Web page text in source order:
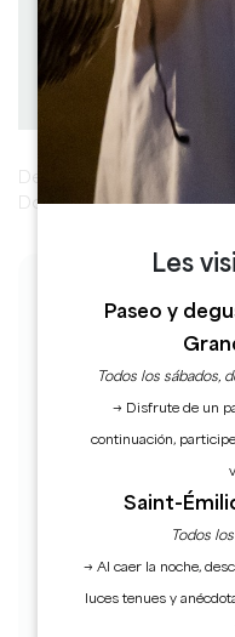
Dificultad : Medio
Descargar GPX
Descubra Saint-Sulpice-
Dordoña.
LAS
Etapa 1
Desde la
principal y a
cementerio y
Rue de la
km, pasando
«rive
cruce.
Les
Paseo y
Todos los sábados,
→ Disfrute de un
continuación,
Saint-
Todos
→ Al caer la noche,
luces tenues y